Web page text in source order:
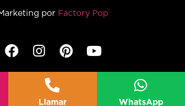
por Factory Pop
Llamar WhatsApp